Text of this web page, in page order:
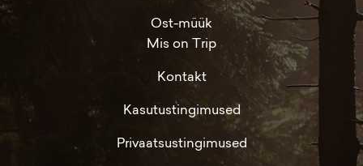
Ost-müük
Mis on Trip
Kontakt
Kasutustingimused
Privaatsustingimused